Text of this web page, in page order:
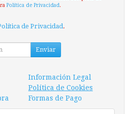
Política de Privacidad .
de Privacidad.
Enviar
Información Legal
Política de Cookies
Formas de Pago